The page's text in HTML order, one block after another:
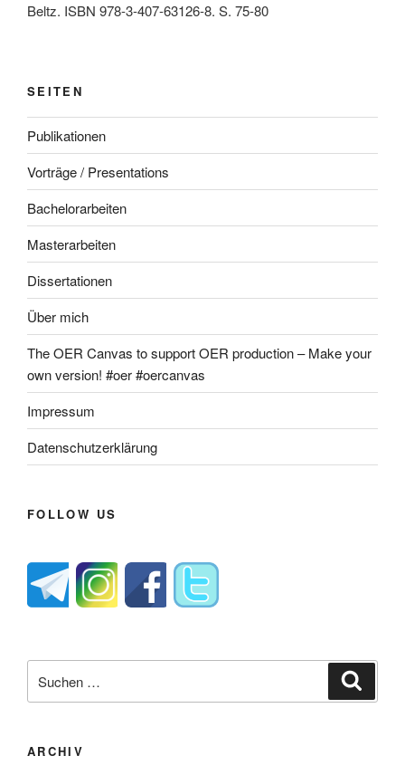
Beltz. ISBN 978-3-407-63126-8. S. 75-80
SEITEN
Publikationen
Vorträge / Presentations
Bachelorarbeiten
Masterarbeiten
Dissertationen
Über mich
The OER Canvas to support OER production – Make your
own version! #oer #oercanvas
Impressum
Datenschutzerklärung
FOLLOW US
nach:
ARCHIV